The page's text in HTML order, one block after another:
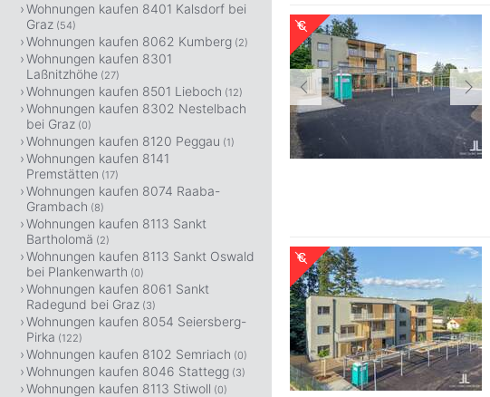
Wohnungen kaufen 8401 Kalsdorf bei
Graz (54)
Wohnungen kaufen 8062 Kumberg (2)
Wohnungen kaufen 8301
Laßnitzhöhe (27)
Wohnungen kaufen 8501 Lieboch (12)
Wohnungen kaufen 8302 Nestelbach
bei Graz (0)
Wohnungen kaufen 8120 Peggau (1)
Wohnungen kaufen 8141
Premstätten (17)
Wohnungen kaufen 8074 Raaba-
Grambach (8)
Wohnungen kaufen 8113 Sankt
Bartholomä (2)
Wohnungen kaufen 8113 Sankt Oswald
bei Plankenwarth (0)
Wohnungen kaufen 8061 Sankt
Radegund bei Graz (3)
Wohnungen kaufen 8054 Seiersberg-
Pirka (122)
Wohnungen kaufen 8102 Semriach (0)
Wohnungen kaufen 8046 Stattegg (3)
Wohnungen kaufen 8113 Stiwoll (0)